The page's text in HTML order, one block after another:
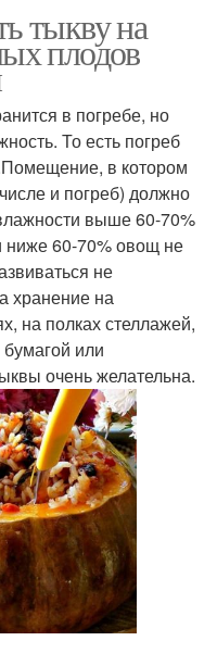
тыкву на
плодов
в погребе, но
То есть погреб
в котором
и погреб) должно
выше 60-70%
ниже 60-70% овощ не
не
хранение на
на полках стеллажей,
или
очень желательна.